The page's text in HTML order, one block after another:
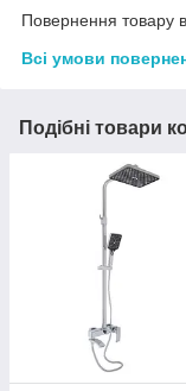
Повернення товару
Всі умови
Подібні товари